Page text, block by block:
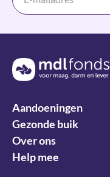
Terug naar de homepage
Aandoeningen
Gezonde buik
Over ons
Help mee